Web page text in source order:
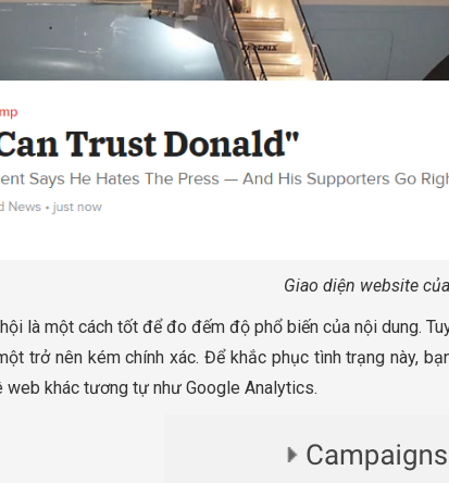
Giao diện website
là một cách tốt để đo đếm độ phổ biến của nội dung.
trở nên kém chính xác. Để khắc phục tình trạng này,
khác tương tự như Google Analytics.